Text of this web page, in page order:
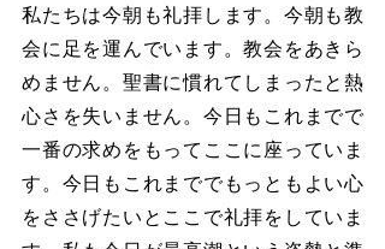
私たちは今朝も礼拝します。今朝も教
会に足を運んでいます。教会をあきら
めません。聖書に慣れてしまったと熱
心さを失いません。今日もこれまでで
一番の求めをもってここに座っていま
す。今日もこれまででもっともよい心
をささげたいとここで礼拝をしていま